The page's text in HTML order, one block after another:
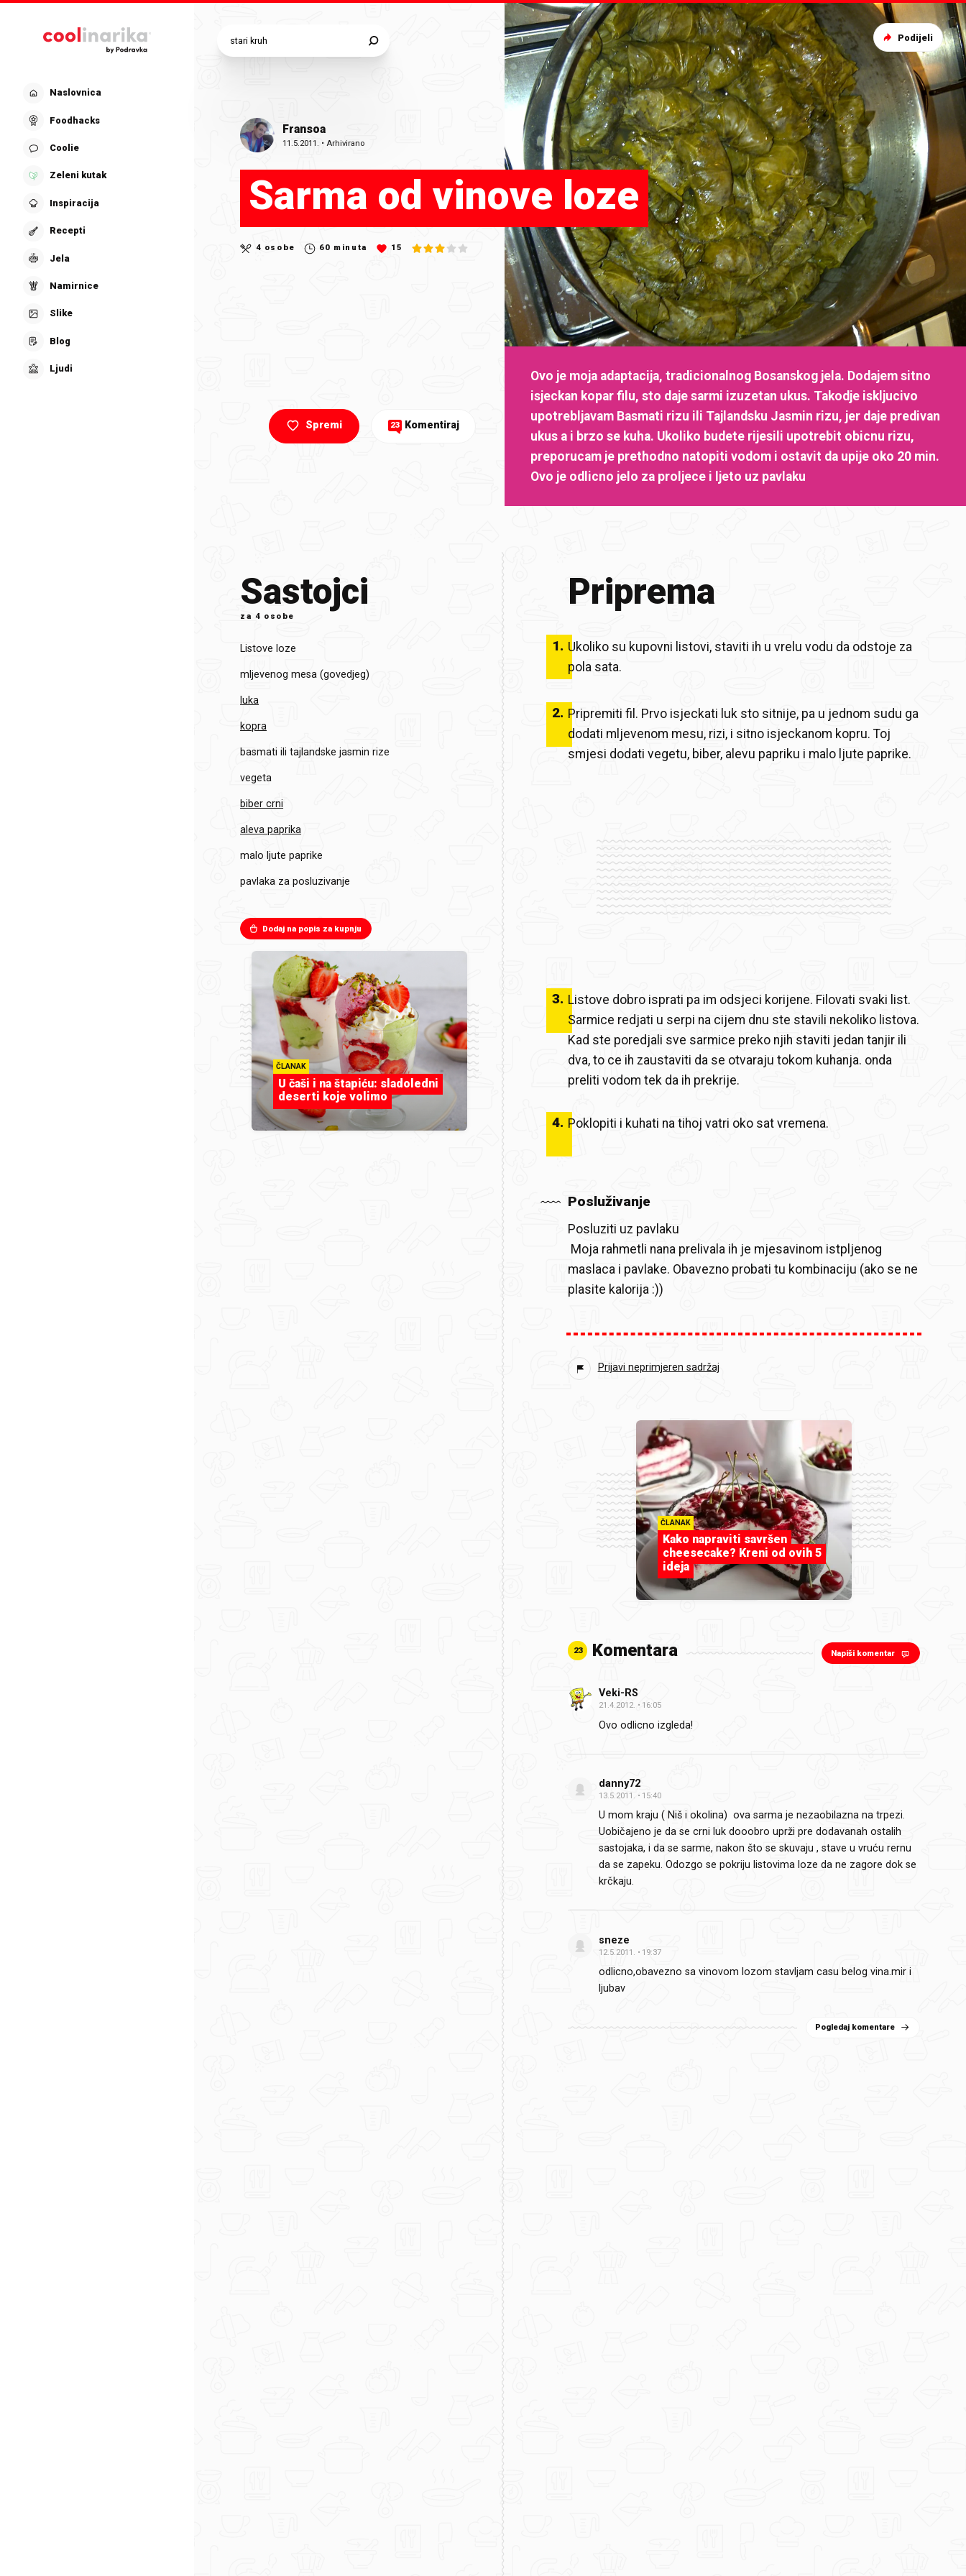
Naslovnica
Foodhacks
Coolie
Zeleni kutak
Inspiracija
Recepti
Jela
Namirnice
Slike
Blog
Ljudi
Fransoa
11.5.2011. • Arhivirano
Sarma od vinove loze
4 osobe 60 minuta 15
Ovo je moja adaptacija, tradicionalnog Bosanskog jela. Dodajem sitno
isjeckan kopar filu, sto daje sarmi izuzetan ukus. Takodje iskljucivo
upotrebljavam Basmati rizu ili Tajlandsku Jasmin rizu, jer daje predivan
ukus a i brzo se kuha. Ukoliko budete rijesili upotrebit obicnu rizu,
preporucam je prethodno natopiti vodom i ostavit da upije oko 20 min.
Ovo je odlicno jelo za proljece i ljeto uz pavlaku
Spremi 23 Komentiraj
Podijeli
Sastojci
za 4 osobe
Listove loze
mljevenog mesa (govedjeg)
luka
kopra
basmati ili tajlandske jasmin rize
vegeta
biber crni
aleva paprika
malo ljute paprike
pavlaka za posluzivanje
Dodaj na popis za kupnju
ČLANAK
U čaši i na štapiću: sladoledni
deserti koje volimo
Priprema
1. Ukoliko su kupovni listovi, staviti ih u vrelu vodu da odstoje za
pola sata.
2. Pripremiti fil. Prvo isjeckati luk sto sitnije, pa u jednom sudu ga
dodati mljevenom mesu, rizi, i sitno isjeckanom kopru. Toj
smjesi dodati vegetu, biber, alevu papriku i malo ljute paprike.
3. Listove dobro isprati pa im odsjeci korijene. Filovati svaki list.
Sarmice redjati u serpi na cijem dnu ste stavili nekoliko listova.
Kad ste poredjali sve sarmice preko njih staviti jedan tanjir ili
dva, to ce ih zaustaviti da se otvaraju tokom kuhanja. onda
preliti vodom tek da ih prekrije.
4. Poklopiti i kuhati na tihoj vatri oko sat vremena.
Posluživanje
Posluziti uz pavlaku
Moja rahmetli nana prelivala ih je mjesavinom istpljenog
maslaca i pavlake. Obavezno probati tu kombinaciju (ako se ne
plasite kalorija :))
Prijavi neprimjeren sadržaj
ČLANAK
Kako napraviti savršen
cheesecake? Kreni od ovih 5
ideja
23 Komentara Napiši komentar
Veki-RS
21.4.2012. 16:05
Ovo odlicno izgleda!
danny72
13.5.2011. 15:40
U mom kraju ( Niš i okolina) ova sarma je nezaobilazna na trpezi.
Uobičajeno je da se crni luk dooobro uprži pre dodavanah ostalih
sastojaka, i da se sarme, nakon što se skuvaju , stave u vruću rernu
da se zapeku. Odozgo se pokriju listovima loze da ne zagore dok se
krčkaju.
sneze
12.5.2011. 19:37
odlicno,obavezno sa vinovom lozom stavljam casu belog vina.mir i
ljubav
Pogledaj komentare